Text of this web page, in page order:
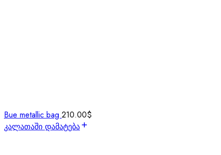
Bue metallic bag 210.00$
კალათაში დამატება